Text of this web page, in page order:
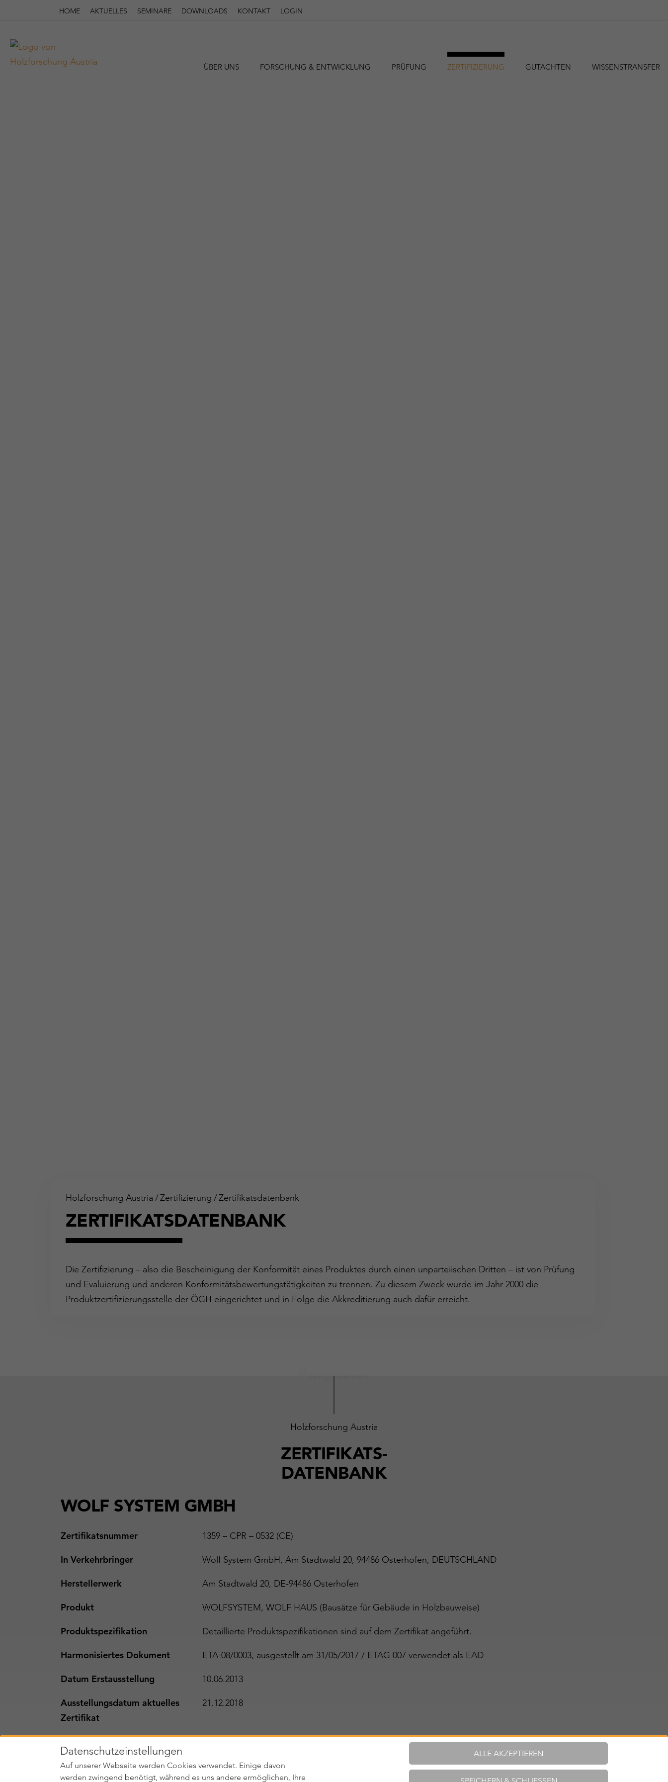
Datenschutzeinstellungen
Auf unserer Webseite werden Cookies verwendet. Einige davon
werden zwingend benötigt, während es uns andere ermöglichen, Ihre
ALLE AKZEPTIEREN
HOME AKTUELLES SEMINARE DOWNLOADS KONTAKT LOGIN
ÜBER UNS FORSCHUNG & ENTWICKLUNG PRÜFUNG ZERTIFIZIERUNG GUTACHTEN WISSENSTRANSFER
Holzforschung Austria /Zertifizierung /Zertifikatsdatenbank
ZERTIFIKATSDATENBANK
Die Zertifizierung – also die Bescheinigung der Konformität eines Produktes durch einen unparteiischen Dritten – ist von Prüfung
und Evaluierung und anderen Konformitätsbewertungstätigkeiten zu trennen. Zu diesem Zweck wurde im Jahr 2000 die
Produktzertifizierungsstelle der ÖGH eingerichtet und in Folge die Akkreditierung auch dafür erreicht.
Holzforschung Austria
ZERTIFIKATS-
DATENBANK
WOLF SYSTEM GMBH
Zertifikatsnummer 1359 – CPR – 0532 (CE)
In Verkehrbringer Wolf System GmbH, Am Stadtwald 20, 94486 Osterhofen, DEUTSCHLAND
Herstellerwerk Am Stadtwald 20, DE-94486 Osterhofen
Produkt WOLFSYSTEM, WOLF HAUS (Bausätze für Gebäude in Holzbauweise)
Produktspezifikation Detaillierte Produktspezifikationen sind auf dem Zertifikat angeführt.
Harmonisiertes Dokument ETA-08/0003, ausgestellt am 31/05/2017 / ETAG 007 verwendet als EAD
Datum Erstausstellung 10.06.2013
Ausstellungsdatum aktuelles
Zertifikat
21.12.2018